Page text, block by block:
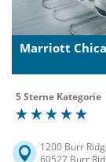
Marriott
5 Sterne Kategorie
1200 Burr
60527 Burr